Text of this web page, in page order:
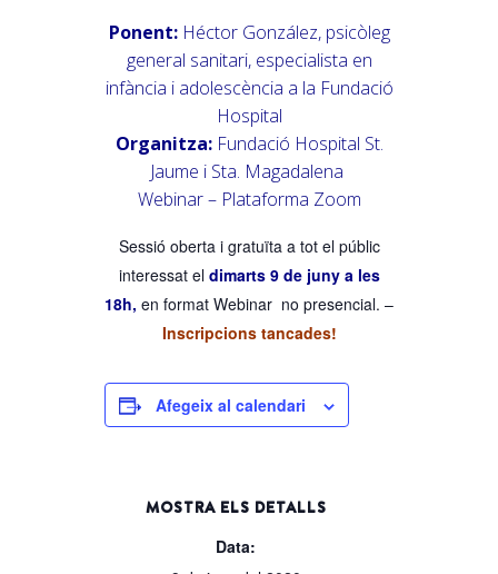
Ponent: Héctor González, psicòleg
general sanitari, especialista en
infància i adolescència a la Fundació
Hospital
Organitza: Fundació Hospital St.
Jaume i Sta. Magadalena
Webinar – Plataforma Zoom
Sessió oberta i gratuïta a tot el públic
interessat el dimarts 9 de juny a les
18h, en format Webinar no presencial. –
Inscripcions tancades!
Afegeix al calendari
MOSTRA ELS DETALLS
Data: